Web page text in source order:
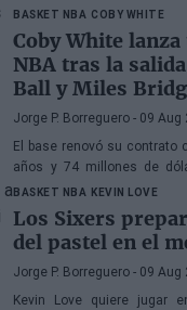
Giannis Antetokounmpo
prioridad
BASKET NBA COBY WHITE
Coby White
NBA tras la
Ball y Miles
sorprender a
Jorge P. Borreguero - 09 Aug
El base renovó su contrato
años y 74 millones de
pretemporada y afronta el
BASKET NBA KEVIN LOVE
Los Sixers
del pastel en el
Jorge P. Borreguero - 09 Aug
Kevin Love quiere jugar